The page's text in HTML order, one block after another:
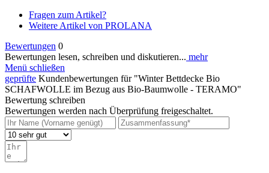
Fragen zum Artikel?
Weitere Artikel von PROLANA
Bewertungen 0
Bewertungen lesen, schreiben und diskutieren... mehr
Menü schließen
geprüfte Kundenbewertungen für "Winter Bettdecke Bio
SCHAFWOLLE im Bezug aus Bio-Baumwolle - TERAMO"
Bewertung schreiben
Bewertungen werden nach Überprüfung freigeschaltet.